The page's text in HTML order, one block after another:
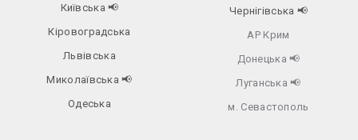
Київська📢
Кіровоградська
Львівська
Миколаївська📢
Одеська
Чернігівська 📢
АР Крим
Донецька 📢
Луганська 📢
м. Севастополь